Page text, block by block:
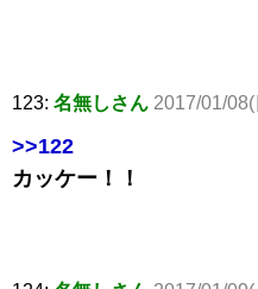
123: 名無しさん 2017/01/
>>122
カッケー！！